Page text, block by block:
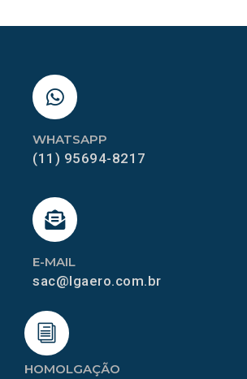
HOMOLGAÇÃO
E-MAIL
sac@lgaero.com.br
WHATSAPP
(11) 95694-8217